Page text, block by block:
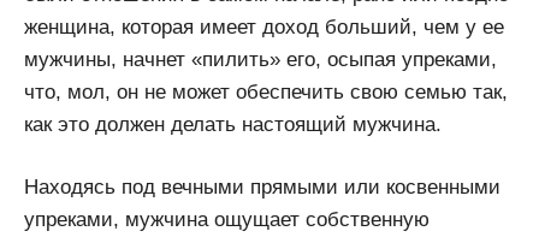
женщина, которая имеет доход больший, чем у ее
мужчины, начнет «пилить» его, осыпая упреками,
что, мол, он не может обеспечить свою семью так,
как это должен делать настоящий мужчина.
Находясь под вечными прямыми или косвенными
упреками, мужчина ощущает собственную